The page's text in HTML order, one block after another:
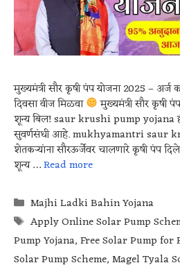
मुख्यमंत्री सौर कृषी पंप योजना 2025 – अर्ज
दिवसा वीज मिळवा
मुख्यमंत्री सौर कृषी
शून्य बिल! saur krushi pump yojana
सुवर्णसंधी आहे. mukhyamantri saur
शेतकऱ्यांना सौरऊर्जेवर चालणारे कृषी पंप
शून्य …Read more
Majhi Ladki Bahin Yojana
Apply Online Solar Pump
Pump Yojana,Free Solar Pump for
Solar Pump Scheme,Magel Tyala